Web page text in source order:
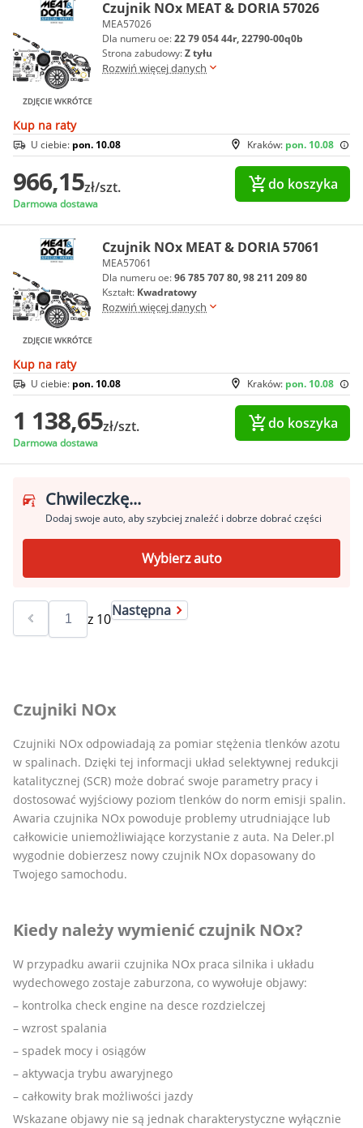
Czujnik NOx MEAT & DORIA 57026
MEA57026
Dla numeru oe:22 79 054 44r, 22790-00q0b
Strona zabudowy:Z tyłu
Rozwiń więcej danych
Kup na raty
Kraków: pon. 10.08
U ciebie: pon. 10.08
966,15zł/szt.
Darmowa dostawa
do koszyka
Czujnik NOx MEAT & DORIA 57061
MEA57061
Dla numeru oe:96 785 707 80, 98 211 209 80
Kształt: Kwadratowy
Rozwiń więcej danych
Kup na raty
Kraków: pon. 10.08
U ciebie: pon. 10.08
1 138,65zł/szt.
Darmowa dostawa
do koszyka
Chwileczkę...
Dodaj swoje auto, aby szybciej znaleźć i dobrze dobrać części
Wybierz auto
z 10Następna
Czujniki NOx
Czujniki NOx odpowiadają za pomiar stężenia tlenków azotu
w spalinach. Dzięki tej informacji układ selektywnej redukcji
katalitycznej (SCR) może dobrać swoje parametry pracy i
dostosować wyjściowy poziom tlenków do norm emisji spalin.
Awaria czujnika NOx powoduje problemy utrudniające lub
całkowicie uniemożliwiające korzystanie z auta. Na Deler.pl
wygodnie dobierzesz nowy czujnik NOx dopasowany do
Twojego samochodu.
Kiedy należy wymienić czujnik NOx?
W przypadku awarii czujnika NOx praca silnika i układu
wydechowego zostaje zaburzona, co wywołuje objawy:
– kontrolka check engine na desce rozdzielczej
– wzrost spalania
– spadek mocy i osiągów
– aktywacja trybu awaryjnego
– całkowity brak możliwości jazdy
Wskazane objawy nie są jednak charakterystyczne wyłącznie